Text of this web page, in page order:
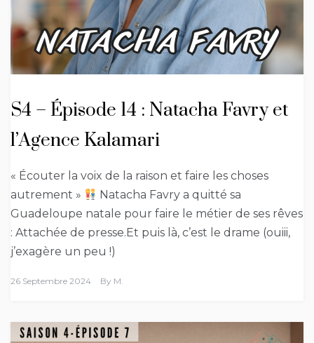
S4 – Épisode 14 : Natacha Favry et
l’Agence Kalamari
« Écouter la voix de la raison et faire les choses
autrement »
Natacha Favry a quitté sa
Guadeloupe natale pour faire le métier de ses rêves
: Attachée de presse.Et puis là, c’est le drame (ouiii,
j’exagère un peu !)
26 Septembre 2024 By M.